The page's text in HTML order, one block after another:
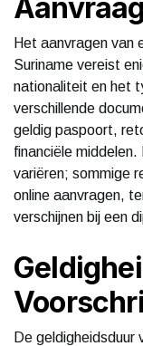
Het aanvragen van
Suriname vereist
nationaliteit en het
verschillende
geldig paspoort,
financiële
variëren; sommige
online aanvragen,
verschijnen bij een
De geldigheidsduur